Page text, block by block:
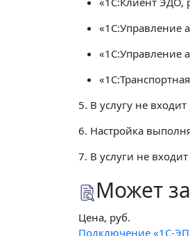
«1C:Управление
«1С:Управление
5. В услугу не
6. Настройка
7. В услуги не
Может
Цена, руб.
Подключение «1С-